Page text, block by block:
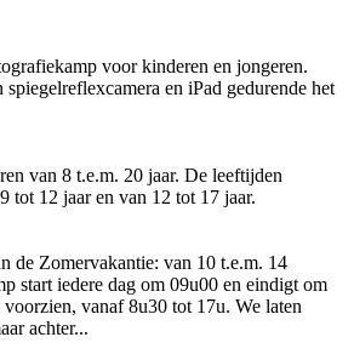
voor kinderen en jongeren.
en iPad gedurende het
van 8 t.e.m. 20 jaar. De leeftijden
tot 12 jaar en van 12 tot 17 jaar.
de Zomervakantie: van 10 t.e.m. 14
start iedere dag om 09u00 en eindigt om
vanaf 8u30 tot 17u. We laten
achter...